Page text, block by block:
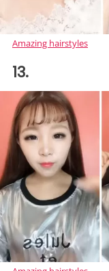
Amazing hairstyles
13.